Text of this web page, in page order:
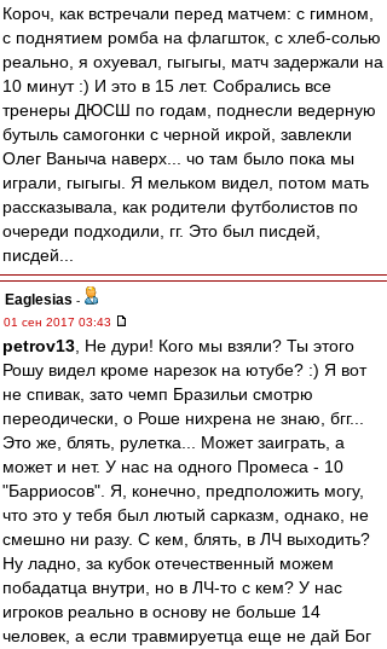
Короч, как встречали перед матчем: с гимном,
с поднятием ромба на флагшток, с хлеб-солью
реально, я охуевал, гыгыгы, матч задержали на
10 минут :) И это в 15 лет. Собрались все
тренеры ДЮСШ по годам, поднесли ведерную
бутыль самогонки с черной икрой, завлекли
Олег Ваныча наверх... чо там было пока мы
играли, гыгыгы. Я мельком видел, потом мать
рассказывала, как родители футболистов по
очереди подходили, гг. Это был писдей,
писдей...
Eaglesias -
01 сен 2017 03:43
petrov13 , Не дури! Кого мы взяли? Ты этого
Рошу видел кроме нарезок на ютубе? :) Я вот
не спивак, зато чемп Бразильи смотрю
переодически, о Роше нихрена не знаю, бгг...
Это же, блять, рулетка... Может заиграть, а
может и нет. У нас на одного Промеса - 10
"Барриосов". Я, конечно, предположить могу,
что это у тебя был лютый сарказм, однако, не
смешно ни разу. С кем, блять, в ЛЧ выходить?
Ну ладно, за кубок отечественный можем
побадатца внутри, но в ЛЧ-то с кем? У нас
игроков реально в основу не больше 14
человек, а если травмируетца еще не дай Бог